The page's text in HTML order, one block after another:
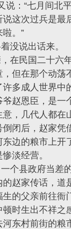
说：“七月间北
说这次过兵是最
。”
没说出话来。
在民国二十六
但在那个动荡
多成人世界中
赵恩臣，是一
，几代人都在
闭后，赵家凭
边的粮市上开
淡经营。
个县政府当差
赵家传话，道
的父亲前往衙
时生出不祥之
东村前街的粮